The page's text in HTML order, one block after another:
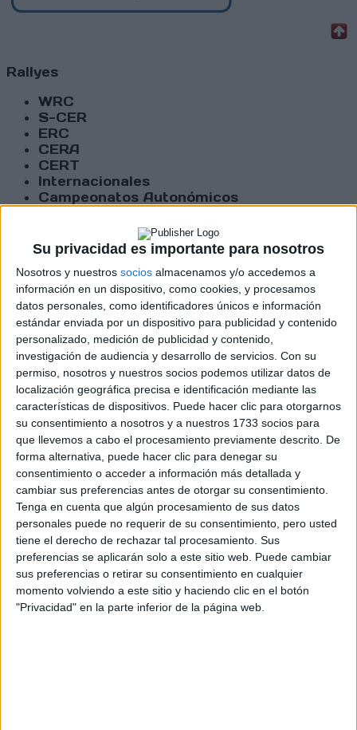
Su privacidad es importante para nosotros
Nosotros y nuestros socios almacenamos y/o accedemos a
información en un dispositivo, como cookies, y procesamos
datos personales, como identificadores únicos e información
estándar enviada por un dispositivo para publicidad y contenido
personalizado, medición de publicidad y contenido,
investigación de audiencia y desarrollo de servicios. Con su
permiso, nosotros y nuestros socios podemos utilizar datos de
localización geográfica precisa e identificación mediante las
características de dispositivos. Puede hacer clic para otorgarnos
su consentimiento a nosotros y a nuestros 1733 socios para
que llevemos a cabo el procesamiento previamente descrito. De
forma alternativa, puede hacer clic para denegar su
consentimiento o acceder a información más detallada y
cambiar sus preferencias antes de otorgar su consentimiento.
Tenga en cuenta que algún procesamiento de sus datos
personales puede no requerir de su consentimiento, pero usted
tiene el derecho de rechazar tal procesamiento. Sus
preferencias se aplicarán solo a este sitio web. Puede cambiar
sus preferencias o retirar su consentimiento en cualquier
momento volviendo a este sitio y haciendo clic en el botón
"Privacidad" en la parte inferior de la página web.
Rallyes
WRC
S-CER
ERC
CERA
CERT
Internacionales
Campeonatos Autonómicos
RallyCross
Circuitos
F1
Fórmula E
F2 / F3 / F4
Resistencia
Indycar
Otros
Producto
Producto
Web pensada para poder ofrecer diferentes
productos propios y ajenos para que los
aficionados los puedan adquirir
Divulgación
Dossier
Webs
Comunicados